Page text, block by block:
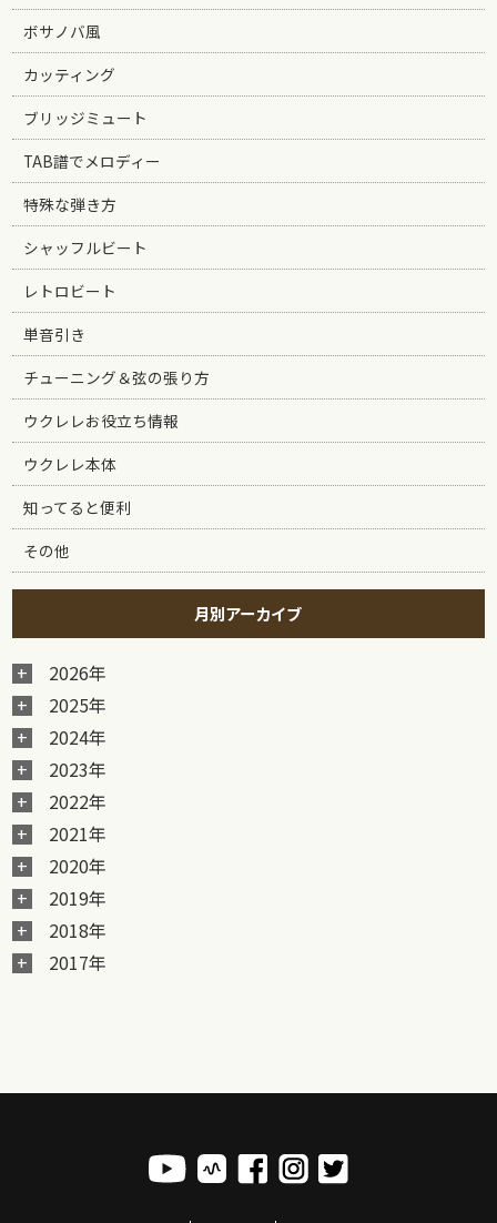
ボサノバ風
カッティング
ブリッジミュート
TAB譜でメロディー
特殊な弾き方
シャッフルビート
レトロビート
単音引き
チューニング＆弦の張り方
ウクレレお役立ち情報
ウクレレ本体
知ってると便利
その他
月別アーカイブ
2026年
2025年
2024年
2023年
2022年
2021年
2020年
2019年
2018年
2017年